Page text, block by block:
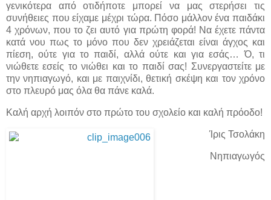
γενικότερα από οτιδήποτε μπορεί να μας στερήσει τις
συνήθειες που είχαμε μέχρι τώρα. Πόσο μάλλον ένα παιδάκι
4 χρόνων, που το ζει αυτό για πρώτη φορά! Να έχετε πάντα
κατά νου πως το μόνο που δεν χρειάζεται είναι άγχος και
πίεση, ούτε για το παιδί, αλλά ούτε και για εσάς… Ό, τι
νιώθετε εσείς το νιώθει και το παιδί σας! Συνεργαστείτε με
την νηπιαγωγό, και με παιχνίδι, θετική σκέψη και τον χρόνο
στο πλευρό μας όλα θα πάνε καλά.
Καλή αρχή λοιπόν στο πρώτο του σχολείο και καλή πρόοδο!
Ίρις Τσολάκη
Νηπιαγωγός